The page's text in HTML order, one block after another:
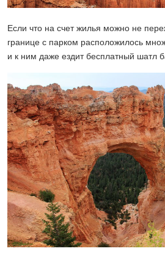
Если что на счет жилья можно не
границе с парком расположилось
и к ним даже ездит бесплатный шатл